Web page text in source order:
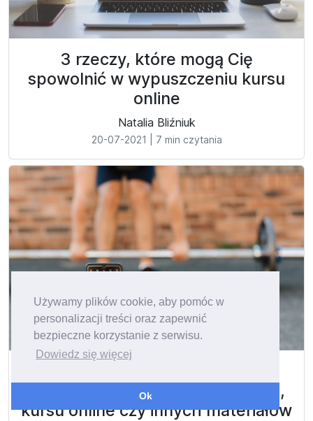
Używamy plików cookie, aby pomóc w
personalizacji treści oraz zapewnić
bezpieczne korzystanie z serwisu.
Dowiedz się więcej
Ok
3 rzeczy, które mogą Cię
spowolnić w wypuszczeniu kursu
online
Natalia Bliźniuk
20-07-2021 7 min czytania
nagrywania filmików na YouTube,
kursu online czy innych materiałów